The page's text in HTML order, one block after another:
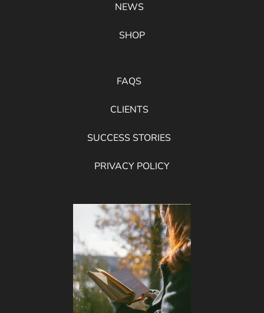
NEWS
SHOP
FAQS
CLIENTS
SUCCESS STORIES
PRIVACY POLICY